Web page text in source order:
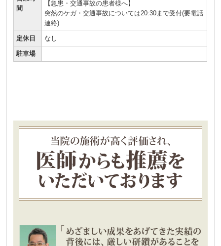
間
【急患・交通事故の患者様へ】
突然のケガ・交通事故については20:30まで受付(要電話
連絡)
定休日 なし
駐車場